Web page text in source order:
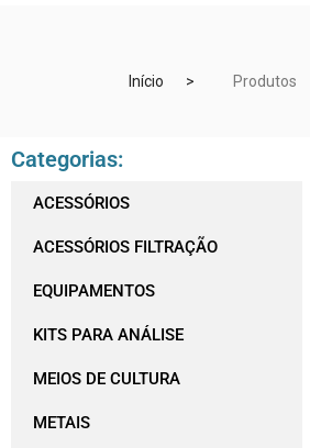
Início Produtos
Categorias:
ACESSÓRIOS
ACESSÓRIOS FILTRAÇÃO
EQUIPAMENTOS
KITS PARA ANÁLISE
MEIOS DE CULTURA
METAIS